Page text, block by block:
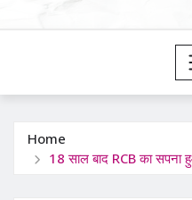
Home
18 साल बाद RCB का सपना